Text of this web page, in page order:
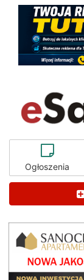
Ogłoszenia